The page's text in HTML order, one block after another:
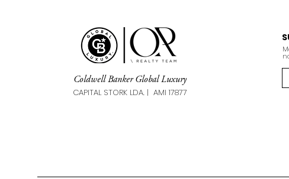
Coldwell Banker Global Luxury
CAPITAL STORK LDA. | AMI 17877